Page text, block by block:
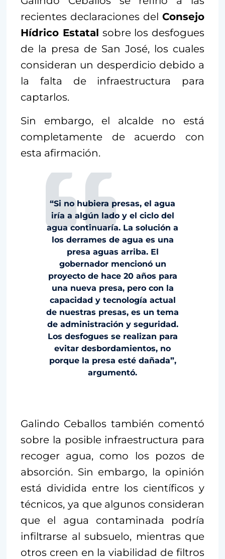
recientes declaraciones del Consejo
Hídrico Estatal sobre los desfogues
de la presa de San José, los cuales
consideran un desperdicio debido a
la falta de infraestructura para
captarlos.
Sin embargo, el alcalde no está
completamente de acuerdo con
esta afirmación.
“Si no hubiera presas, el agua
iría a algún lado y el ciclo del
agua continuaría. La solución a
los derrames de agua es una
presa aguas arriba. El
gobernador mencionó un
proyecto de hace 20 años para
una nueva presa, pero con la
capacidad y tecnología actual
de nuestras presas, es un tema
de administración y seguridad.
Los desfogues se realizan para
evitar desbordamientos, no
porque la presa esté dañada”,
argumentó.
Galindo Ceballos también comentó
sobre la posible infraestructura para
recoger agua, como los pozos de
absorción. Sin embargo, la opinión
está dividida entre los científicos y
técnicos, ya que algunos consideran
que el agua contaminada podría
infiltrarse al subsuelo, mientras que
otros creen en la viabilidad de filtros